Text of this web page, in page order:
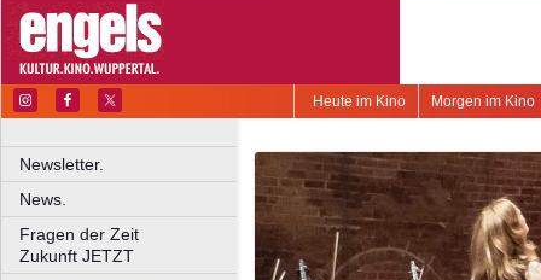
Morgen im Kino
Heute im Kino
Newsletter.
News.
Fragen der Zeit
Zukunft JETZT